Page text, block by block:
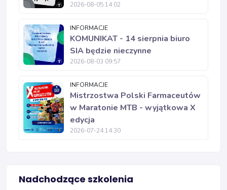
2026-08-05 14:02
INFORMACJE
KOMUNIKAT - 14 sierpnia biuro
SIA będzie nieczynne
2026-08-03 09:57
INFORMACJE
Mistrzostwa Polski Farmaceutów
w Maratonie MTB - wyjątkowa X
edycja
2026-07-24 14:30
Nadchodzące szkolenia